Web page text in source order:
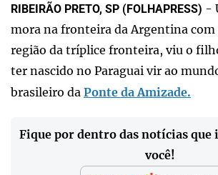
RIBEIRÃO PRETO, SP (FOLHAPRESS) -
mora na fronteira da Argentina com
região da tríplice fronteira, viu o
ter nascido no Paraguai vir ao
brasileiro da Ponte da Amizade.
Fique por dentro das notícias que
você!